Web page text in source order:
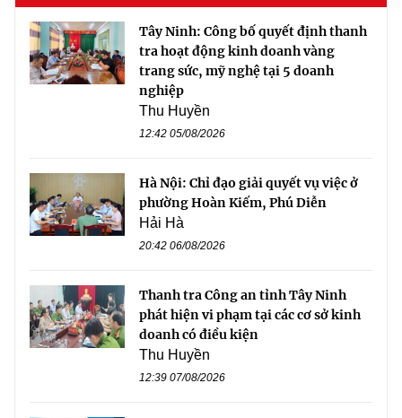
Tây Ninh: Công bố quyết định thanh
tra hoạt động kinh doanh vàng
trang sức, mỹ nghệ tại 5 doanh
nghiệp
Thu Huyền
12:42 05/08/2026
Hà Nội: Chỉ đạo giải quyết vụ việc ở
phường Hoàn Kiếm, Phú Diễn
Hải Hà
20:42 06/08/2026
Thanh tra Công an tỉnh Tây Ninh
phát hiện vi phạm tại các cơ sở kinh
doanh có điều kiện
Thu Huyền
12:39 07/08/2026